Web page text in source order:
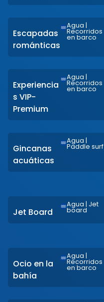
Escapadas
románticas
Agua |
Recorridos
en barco
Experiencia
s VIP-
Premium
Agua |
Recorridos
en barco
Gincanas
acuáticas
Agua |
Paddle surf
Jet Board
Agua | Jet
board
Ocio en la
bahía
Agua |
Recorridos
en barco